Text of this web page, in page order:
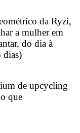
da Ryzí,
a mulher em
do dia à
dias)
de upcycling
que